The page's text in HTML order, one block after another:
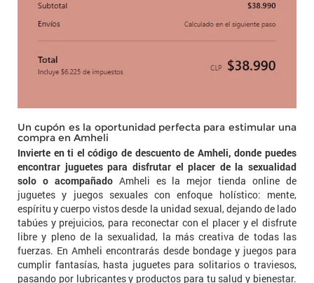
Un cupón es la oportunidad perfecta para estimular una
compra en Amheli
Invierte en ti el código de descuento de Amheli, donde puedes
encontrar juguetes para disfrutar el placer de la sexualidad
solo o acompañadoAmheli es la mejor tienda online de
juguetes y juegos sexuales con enfoque holístico: mente,
espíritu y cuerpo vistos desde la unidad sexual, dejando de lado
tabúes y prejuicios, para reconectar con el placer y el disfrute
libre y pleno de la sexualidad, la más creativa de todas las
fuerzas. En Amheli encontrarás desde bondage y juegos para
cumplir fantasías, hasta juguetes para solitarios o traviesos,
pasando por lubricantes y productos para tu salud y bienestar.